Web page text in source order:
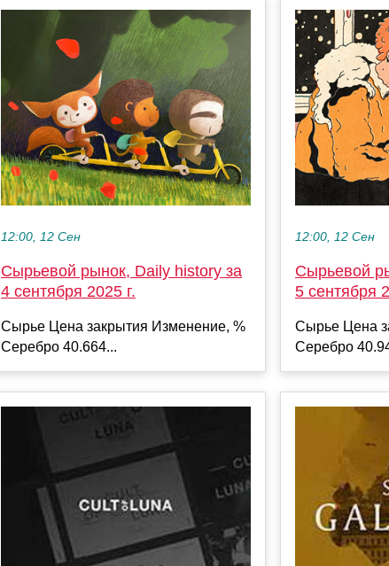
12:00, 12 Сен
Сырьевой рынок, Daily history за
4 сентября 2025 г.
Сырье Цена закрытия Изменение, %
Серебро 40.664...
12:00, 12 Сен
Сырьевой
5 сентября
Сырье Цена
Серебро